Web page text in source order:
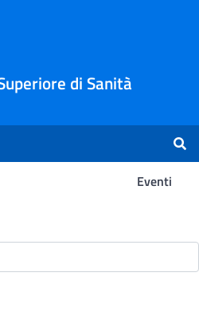
di Sanità
Eventi
Ricerca -